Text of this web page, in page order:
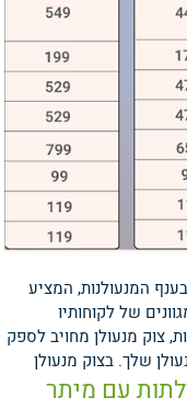
המנעולנות, המציע
של לקוחותיו
צוק מנעולן מחויב לספק
שלך.
עם מיתר
בצוק מנעולן